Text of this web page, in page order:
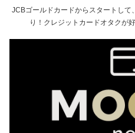
JCBゴールドカードからスタートし
り！クレジットカードオタクが